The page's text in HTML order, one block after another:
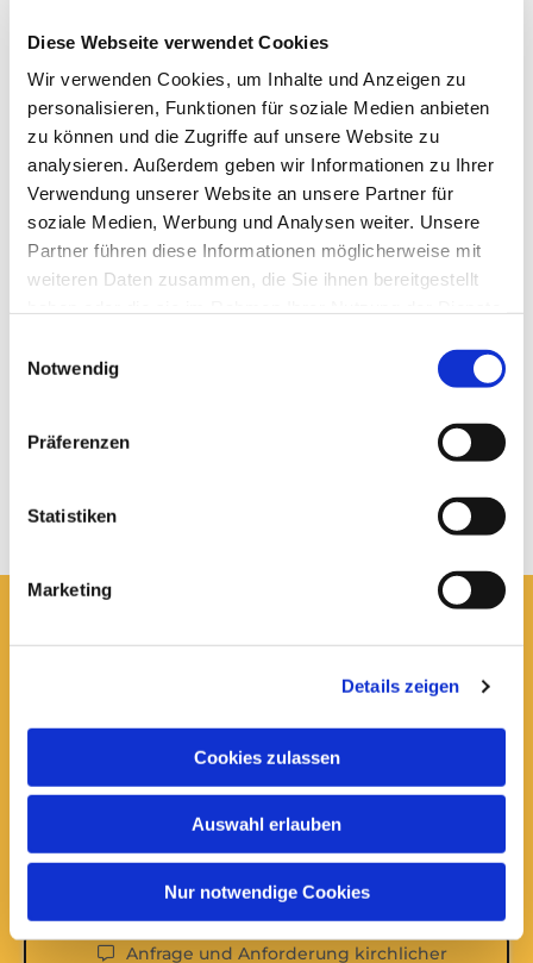
Diese Webseite verwendet Cookies
Wir verwenden Cookies, um Inhalte und Anzeigen zu
personalisieren, Funktionen für soziale Medien anbieten
zu können und die Zugriffe auf unsere Website zu
analysieren. Außerdem geben wir Informationen zu Ihrer
Verwendung unserer Website an unsere Partner für
soziale Medien, Werbung und Analysen weiter. Unsere
Partner führen diese Informationen möglicherweise mit
weiteren Daten zusammen, die Sie ihnen bereitgestellt
Notwendig
Präferenzen
Statistiken
Marketing
Details zeigen
Cookies zulassen
Auswahl erlauben
Nur notwendige Cookies
keine besonderen Fürsprecher braucht, sind die
Eisheiligen doch bedeutsam als geistliche
Temperaturfühler für einen Glauben an Gott als
Schöpfer, der mit dieser Welt als unserem
Lebensraum untrennbar verbunden bleibt.
Mamertus, Pankratius, Servatius, Bonifaz und
Sopiha mahnen zu einem aufmerksamen Leben im
Wechselspiel der Jahreszeiten. Sie laden ein zum
Staunen über das, was wächst und wird, und zur
„Vor der kalten Sophie wird kein Sommer!“, weiß
eine alte Bauerregel. Darum Obacht mit den
Blick frei auf die Kraft, aus der wir leben.
Pfarrer Henning Böger
Hier erreichen Sie uns:
Ev.-luth. Domkirche St. Blasii zu Braunschweig
 0531 - 24 33 5-0
Domkantorat
domkantorat@lk-bs.de
Anfrage und Anforderung kirchlicher